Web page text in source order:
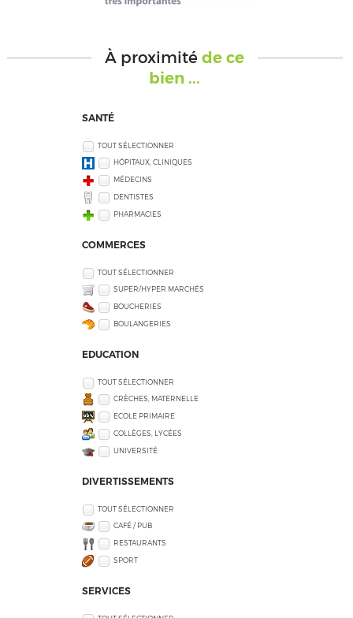
À proximitéde ce
bien ...
SANTÉ
TOUT SÉLECTIONNER
HÔPITAUX, CLINIQUES
MÉDECINS
DENTISTES
PHARMACIES
COMMERCES
TOUT SÉLECTIONNER
SUPER/HYPER MARCHÉS
BOUCHERIES
BOULANGERIES
EDUCATION
TOUT SÉLECTIONNER
CRÈCHES, MATERNELLE
ECOLE PRIMAIRE
COLLÈGES, LYCÉES
UNIVERSITÉ
DIVERTISSEMENTS
TOUT SÉLECTIONNER
CAFÉ / PUB
RESTAURANTS
SPORT
SERVICES